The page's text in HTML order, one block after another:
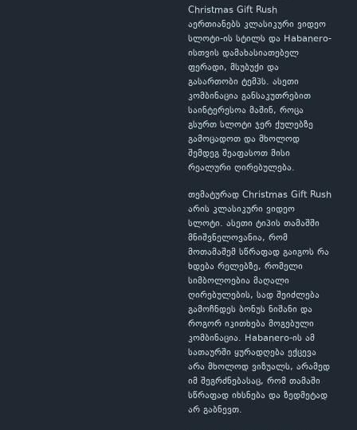
Christmas Gift Rush
აერთიანებს კლასიკური ვიდეო
სლოტი-ის სტილს და Habanero-
ისთვის დამახასიათებელ
ფერადი, მსუბუქი და
გასართობი ტემპს. ასეთი
კომბინაცია განსაკუთრებით
საინტერესოა მაშინ, როცა
გსურთ სლოტი ჯერ ქულებზე
გამოცადოთ და მხოლოდ
შემდეგ შეაფასოთ მისი
რეალური ღირებულება.
თემატურად Christmas Gift Rush
არის კლასიკური ვიდეო
სლოტი. ასეთი ტიპის თამაშში
მნიშვნელოვანია, რომ
მოთამაშემ სწრაფად გაიგოს რა
ხდება რელებზე, რომელი
სიმბოლოებია მაღალი
ღირებულების, სად შეიძლება
გამოჩნდეს ბონუს ნიშანი და
როგორ იკითხება მოგებული
კომბინაცია. Habanero-ის ამ
სათაურში ყურადღება ექცევა
არა მხოლოდ ვიზუალს, არამედ
იმ შეგრძნებასაც, რომ თამაში
სწრაფად იხსნება და ზედმეტად
არ გაბნევთ.